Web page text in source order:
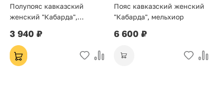
Полупояс кавказский
женский "Кабарда",
3 940 ₽
Пояс кавказский женский
"Кабарда", мельхиор
6 600 ₽